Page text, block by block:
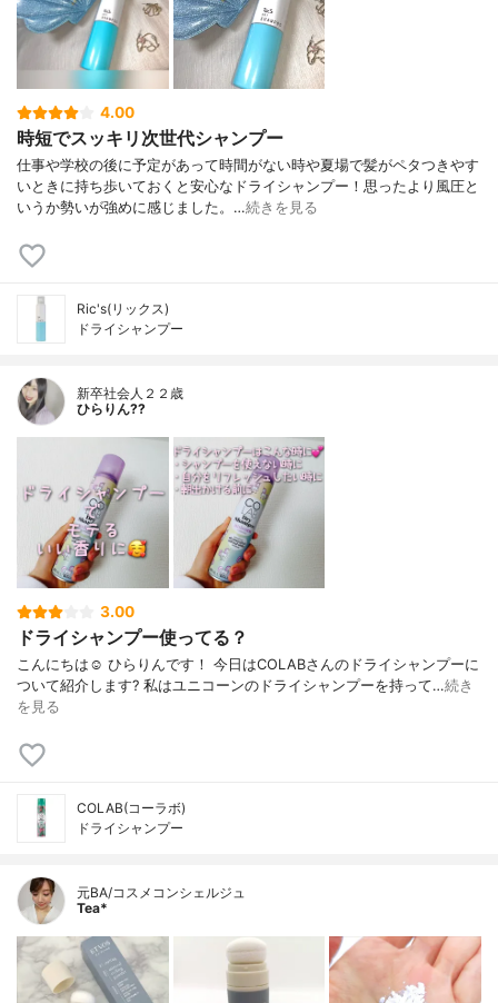
4.00
時短でスッキリ次世代シャンプー
仕事や学校の後に予定があって時間がない時や夏場で髪がペタつきやす
いときに持ち歩いておくと安心なドライシャンプー！ 思ったより風圧と
いうか勢いが強めに感じました。…続きを見る
Ric's(リックス)
ドライシャンプー
新卒社会人２２歳
ひらりん??
3.00
ドライシャンプー使ってる？
こんにちは☺️ ひらりんです！ 今日はCOLABさんのドライシャンプーに
ついて紹介します? 私はユニコーンのドライシャンプーを持って…続き
を見る
COLAB(コーラボ)
ドライシャンプー
元BA/コスメコンシェルジュ
Tea*